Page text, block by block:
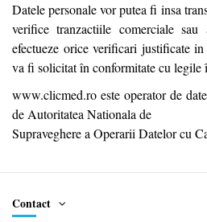
Datele personale vor putea fi insa
verifice tranzactiile comerciale
efectueze orice verificari justificate
va fi solicitat în conformitate cu legile
www.clicmed.ro este operator de
de Autoritatea Nationala de
Supraveghere a Operarii Datelor cu
Contact